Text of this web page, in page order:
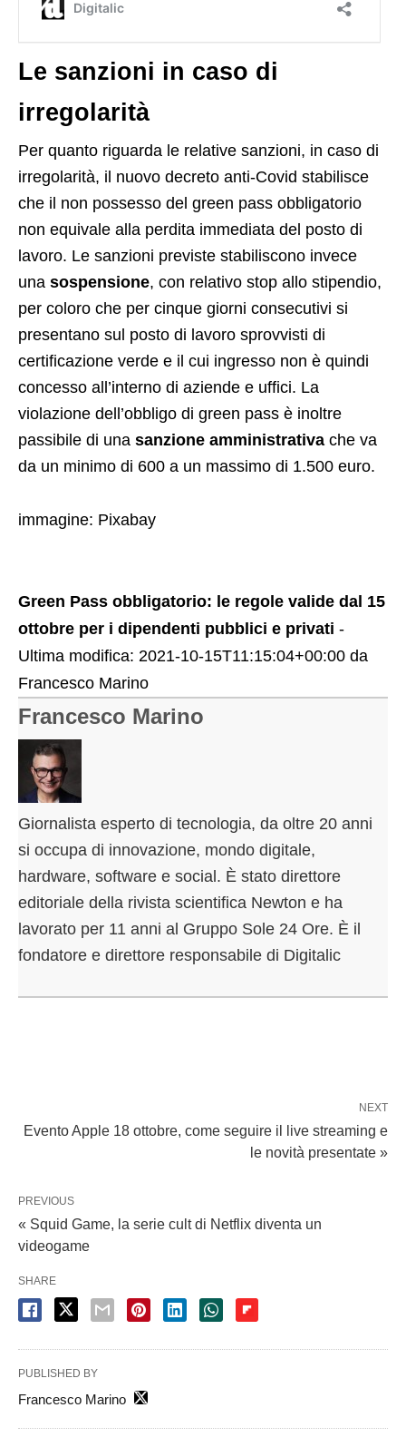
Le sanzioni in caso di
irregolarità
Per quanto riguarda le relative sanzioni, in caso di
irregolarità, il nuovo decreto anti-Covid stabilisce
che il non possesso del green pass obbligatorio
non equivale alla perdita immediata del posto di
lavoro. Le sanzioni previste stabiliscono invece
una sospensione, con relativo stop allo stipendio,
per coloro che per cinque giorni consecutivi si
presentano sul posto di lavoro sprovvisti di
certificazione verde e il cui ingresso non è quindi
concesso all’interno di aziende e uffici. La
violazione dell’obbligo di green pass è inoltre
passibile di una sanzione amministrativa che va
da un minimo di 600 a un massimo di 1.500 euro.
immagine: Pixabay
Green Pass obbligatorio: le regole valide dal 15
ottobre per i dipendenti pubblici e privati -
Ultima modifica: 2021-10-15T11:15:04+00:00 da
Francesco Marino
Francesco Marino
Giornalista esperto di tecnologia, da oltre 20 anni
si occupa di innovazione, mondo digitale,
hardware, software e social. È stato direttore
editoriale della rivista scientifica Newton e ha
lavorato per 11 anni al Gruppo Sole 24 Ore. È il
fondatore e direttore responsabile di Digitalic
NEXT
Evento Apple 18 ottobre, come seguire il live streaming e
le novità presentate »
PREVIOUS
« Squid Game, la serie cult di Netflix diventa un
videogame
SHARE
PUBLISHED BY
Francesco Marino